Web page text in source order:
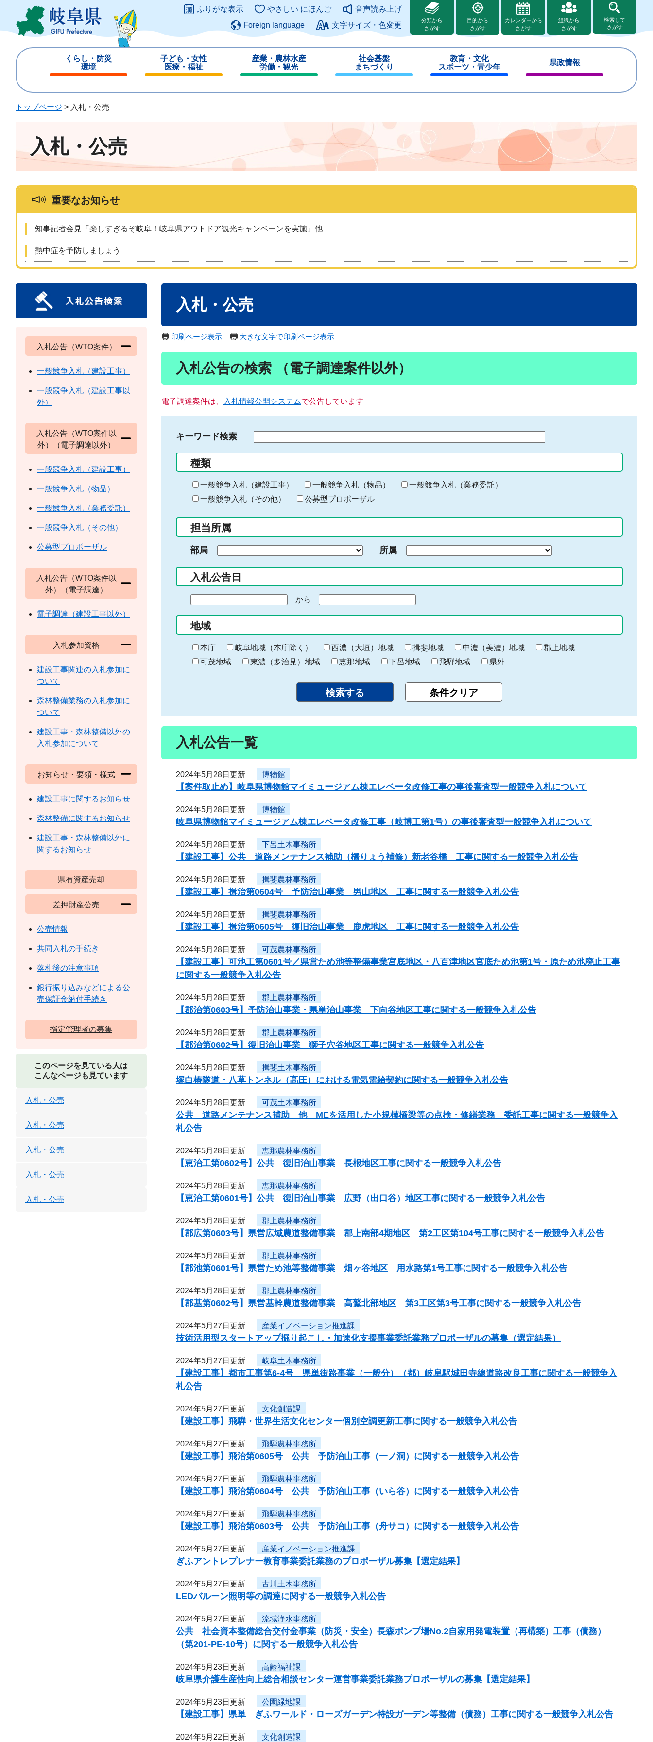
ジ
ュ
このページの本文へ
ふりがな表示 やさしい にほんご
音声読み上げ
Foreign language
文字サイズ・色変更
分類から
さがす
目的から
さがす
カレンダーから
さがす
組織から
さがす
検索して
さがす
くらし・防災
環境
じ
子ども・女性
医療・福祉
じ
産業・農林水産
労働・観光
じ
社会基盤
まちづくり
じ
教育・文化
スポーツ・青少年
じ
県政情報
じ
トップページ > 入札・公売
入札・公売
重要なお知らせ
知事記者会見「楽しすぎるぞ岐阜！岐阜県アウトドア観光キャンペーンを実施」他
熱中症を予防しましょう
入札・公売
印刷ページ表示 大きな文字で印刷ページ表示
入札公告の検索 （電子調達案件以外）
電子調達案件は、 入札情報公開システムで公告しています
キーワード検索
る
キ
ー
ー
入
力
種類
一般競争入札（建設工事） 一般競争入札（物品）
一般競争入札（業務委託）
一般競争入札（その他）
公募型プロポーザル
担当所属
部局 所属
入札公告日
の
始
ま
り
から
終
わ
り
地域
本庁 岐阜地域（本庁除く） 西濃（大垣）地域 揖斐地域 中濃（美濃）地域
郡上地域
可茂地域
東濃（多治見）地域 恵那地域 下呂地域 飛騨地域 県外
入札公告一覧
2024年5月28日更新 博物館
【案件取止め】岐阜県博物館マイミュージアム棟エレベータ改修工事の事後審査型一般競争入札について
2024年5月28日更新 博物館
岐阜県博物館マイミュージアム棟エレベータ改修工事（岐博工第1号）の事後審査型一般競争入札について
2024年5月28日更新 下呂土木事務所
【建設工事】公共 道路メンテナンス補助（橋りょう補修）新老谷橋 工事に関する一般競争入札公告
2024年5月28日更新 揖斐農林事務所
【建設工事】揖治第0604号 予防治山事業 男山地区 工事に関する一般競争入札公告
2024年5月28日更新 揖斐農林事務所
【建設工事】揖治第0605号 復旧治山事業 鹿虎地区 工事に関する一般競争入札公告
2024年5月28日更新 可茂農林事務所
【建設工事】可池工第0601号／県営ため池等整備事業宮底地区・八百津地区宮底ため池第1号・原ため池廃止工事
に関する一般競争入札公告
2024年5月28日更新 郡上農林事務所
【郡治第0603号】予防治山事業・県単治山事業 下向谷地区工事に関する一般競争入札公告
2024年5月28日更新 郡上農林事務所
【郡治第0602号】復旧治山事業 獅子穴谷地区工事に関する一般競争入札公告
2024年5月28日更新 揖斐土木事務所
塚白椿隧道・八草トンネル（高圧）における電気需給契約に関する一般競争入札公告
2024年5月28日更新 可茂土木事務所
公共 道路メンテナンス補助 他 MEを活用した小規模橋梁等の点検・修繕業務 委託工事に関する一般競争入
札公告
2024年5月28日更新 恵那農林事務所
【恵治工第0602号】公共 復旧治山事業 長根地区工事に関する一般競争入札公告
2024年5月28日更新 恵那農林事務所
【恵治工第0601号】公共 復旧治山事業 広野（出口谷）地区工事に関する一般競争入札公告
2024年5月28日更新 郡上農林事務所
【郡広第0603号】県営広域農道整備事業 郡上南部4期地区 第2工区第104号工事に関する一般競争入札公告
2024年5月28日更新 郡上農林事務所
【郡池第0601号】県営ため池等整備事業 畑ヶ谷地区 用水路第1号工事に関する一般競争入札公告
2024年5月28日更新 郡上農林事務所
【郡基第0602号】県営基幹農道整備事業 高鷲北部地区 第3工区第3号工事に関する一般競争入札公告
2024年5月27日更新 産業イノベーション推進課
技術活用型スタートアップ掘り起こし・加速化支援事業委託業務プロポーザルの募集（選定結果）
2024年5月27日更新 岐阜土木事務所
【建設工事】都市工事第6-4号 県単街路事業（一般分）（都）岐阜駅城田寺線道路改良工事に関する一般競争入
札公告
2024年5月27日更新 文化創造課
【建設工事】飛騨・世界生活文化センター個別空調更新工事に関する一般競争入札公告
2024年5月27日更新 飛騨農林事務所
【建設工事】飛治第0605号 公共 予防治山工事（一ノ洞）に関する一般競争入札公告
2024年5月27日更新 飛騨農林事務所
【建設工事】飛治第0604号 公共 予防治山工事（いら谷）に関する一般競争入札公告
2024年5月27日更新 飛騨農林事務所
【建設工事】飛治第0603号 公共 予防治山工事（舟サコ）に関する一般競争入札公告
2024年5月27日更新 産業イノベーション推進課
ぎふアントレプレナー教育事業委託業務のプロポーザル募集【選定結果】
2024年5月27日更新 古川土木事務所
LEDバルーン照明等の調達に関する一般競争入札公告
2024年5月27日更新 流域浄水事務所
公共 社会資本整備総合交付金事業（防災・安全）長森ポンプ場No.2自家用発電装置（再構築）工事（債務）
（第201-PE-10号）に関する一般競争入札公告
2024年5月23日更新 高齢福祉課
岐阜県介護生産性向上総合相談センター運営事業委託業務プロポーザルの募集【選定結果】
2024年5月23日更新 公園緑地課
【建設工事】県単 ぎふワールド・ローズガーデン特設ガーデン等整備（債務）工事に関する一般競争入札公告
2024年5月22日更新 文化創造課
入札公告（WTO案件）
一般競争入札（建設工事）
一般競争入札（建設工事以
外）
入札公告（WTO案件以
外）（電子調達以外）
一般競争入札（建設工事）
一般競争入札（物品）
一般競争入札（業務委託）
一般競争入札（その他）
公募型プロポーザル
入札公告（WTO案件以
外）（電子調達）
電子調達（建設工事以外）
入札参加資格
建設工事関連の入札参加に
ついて
森林整備業務の入札参加に
ついて
建設工事・森林整備以外の
入札参加について
お知らせ・要領・様式
建設工事に関するお知らせ
森林整備に関するお知らせ
建設工事・森林整備以外に
関するお知らせ
県有資産売却
差押財産公売
公売情報
共同入札の手続き
落札後の注意事項
銀行振り込みなどによる公
売保証金納付手続き
指定管理者の募集
このページを見ている人は
こんなページも見ています
入札・公売
入札・公売
入札・公売
入札・公売
入札・公売